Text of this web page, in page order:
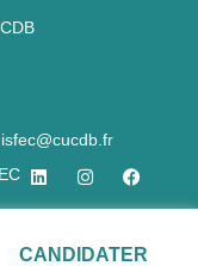
CANDIDATER